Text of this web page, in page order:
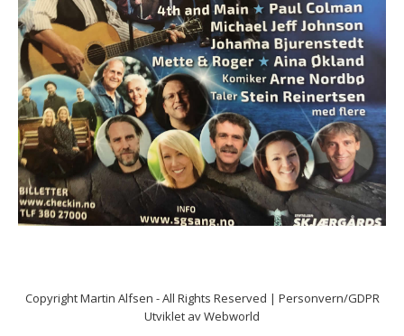
CopyrightMartin Alfsen - All Rights Reserved | Personvern/GDPR
Utviklet avWebworld